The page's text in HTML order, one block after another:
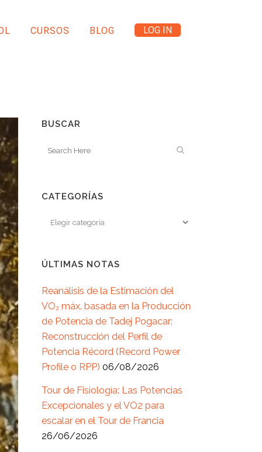
CURSOS BLOG LOG IN
BUSCAR
CATEGORÍAS
ÚLTIMAS NOTAS
Reanálisis de la Estimación del
VO₂ máx. basada en la Producción
de Potencia de Tadej Pogacar:
Reconstrucción del Perfil de
Potencia Récord (Record Power
Profile o RPP) 06/08/2026
Tour de Fisiología: Las Potencias
Excepcionales y el VO2 para
escalar en el Tour de Francia
26/06/2026